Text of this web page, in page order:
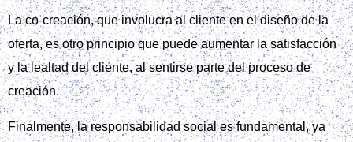
La co-creación, que involucra al cliente en el diseño de la
oferta, es otro principio que puede aumentar la satisfacción
y la lealtad del cliente, al sentirse parte del proceso de
creación.
Finalmente, la responsabilidad social es fundamental, ya